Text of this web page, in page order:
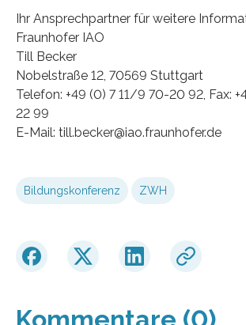
Ihr Ansprechpartner für weitere
Fraunhofer IAO
Till Becker
Nobelstraße 12, 70569 Stuttgart
Telefon: +49 (0) 7 11/9 70-20 92, Fax:
22 99
E-Mail: till.becker@iao.fraunhofer.de
Bildungskonferenz ZWH
Kommentare (0)